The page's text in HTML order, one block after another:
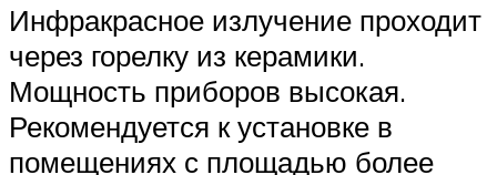
Инфракрасное излучение проходит
через горелку из керамики.
Мощность приборов высокая.
Рекомендуется к установке в
помещениях с площадью более